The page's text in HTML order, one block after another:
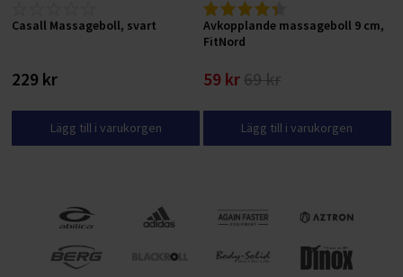
Casall Massageboll, svart
229 kr
Lägg till i varukorgen
Avkopplande massageboll 9 cm,
FitNord
59 kr69 kr
Lägg till i varukorgen